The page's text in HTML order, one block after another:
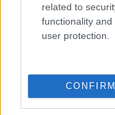
related to
functionality
user protection.
CONFIRM
Catégories
Système nerveux
Voir aussi en